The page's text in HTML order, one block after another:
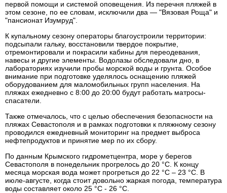
первой помощи и системой оповещения. Из перечня пляжей в
этом сезоне, по ее словам, исключили два — "Вязовая Роща" и
"пансионат Изумруд".
К купальному сезону операторы благоустроили территории:
подсыпали гальку, восстановили твердое покрытие,
отремонтировали и покрасили кабины для переодевания,
навесы и другие элементы. Водолазы обследовали дно, в
лабораториях изучили пробы морской воды и грунта. Особое
внимание при подготовке уделялось оснащению пляжей
оборудованием для маломобильных групп населения. На
пляжах ежедневно с 8:00 до 20:00 будут работать матросы-
спасатели.
Также отмечалось, что с целью обеспечения безопасности на
пляжах Севастополя и в рамках подготовки к пляжному сезону
проводился ежедневный мониторинг на предмет выброса
нефтепродуктов и принятие мер по их сбору.
По данным Крымского гидрометцентра, море у берегов
Севастополя в понедельник прогрелось до 20 °C. К концу
месяца морская вода может прогреться до 22 °C – 23 °C. В
июле-августе, когда стоит довольно жаркая погода, температура
воды составляет около 25 °C - 26 °C.